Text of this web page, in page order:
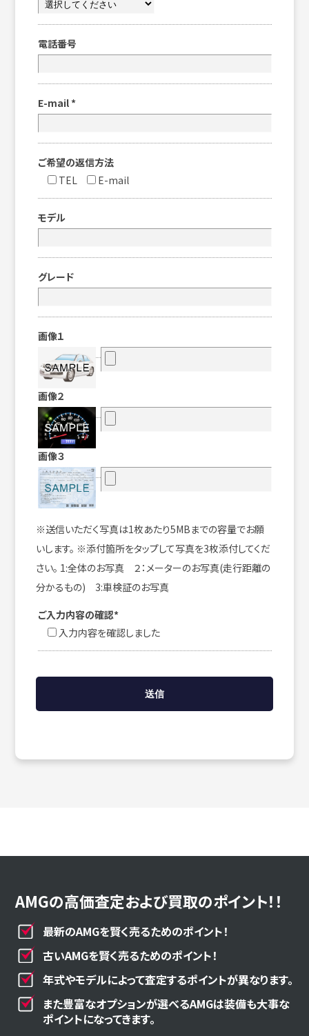
電話番号
E-mail *
ご希望の返信方法
TEL
E-mail
モデル
グレード
画像１
画像２
画像３
※送信いただく写真は1枚あたり5MBまでの容量でお願
いします。 ※添付箇所をタップして写真を3枚添付してくだ
さい。 1:全体のお写真 ２：メーターのお写真(走行距離の
分かるもの) 3:車検証のお写真
ご入力内容の確認*
入力内容を確認しました
AMGの高価査定および買取のポイント！！
最新のAMGを賢く売るためのポイント！
古いAMGを賢く売るためのポイント！
年式やモデルによって査定するポイントが異なります。
また豊富なオプションが選べるAMGは装備も大事な
ポイントになってきます。